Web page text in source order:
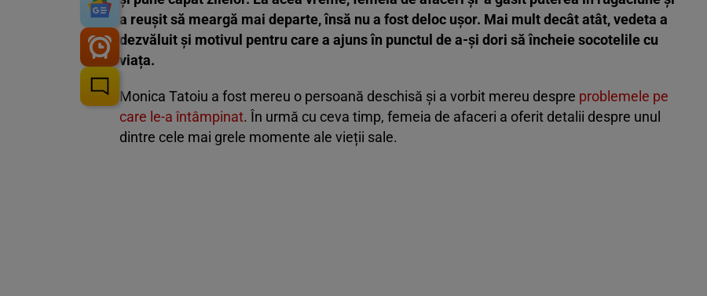
a reușit să meargă mai departe, însă nu a fost deloc ușor. Mai mult decât atât, vedeta a
dezvăluit și motivul pentru care a ajuns în punctul de a-și dori să încheie socotelile cu
viața.
Monica Tatoiu a fost mereu o persoană deschisă și a vorbit mereu despre problemele pe
care le-a întâmpinat. În urmă cu ceva timp, femeia de afaceri a oferit detalii despre unul
dintre cele mai grele momente ale vieții sale.